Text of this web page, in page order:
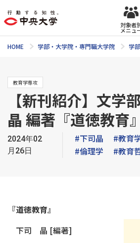
対象者
メニュ
HOME 学部・大学院・専門職大学院 学部
教育学専攻
【新刊紹介】文学
晶 編著『道徳教育』
2024年02
月26日
#下司晶 #教育
#倫理学
#教育
『道徳教育』
下司 晶 [編著]